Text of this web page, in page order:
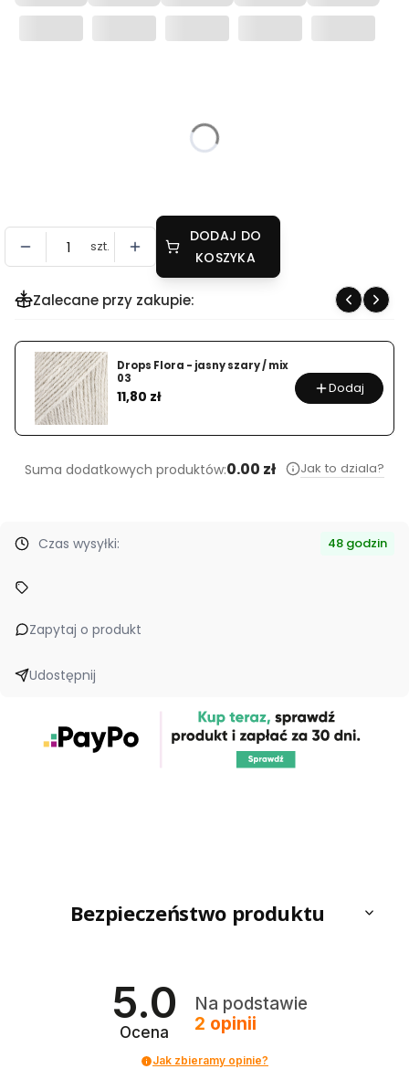
szt.
DODAJ DO
KOSZYKA
Zalecane przy zakupie:
Drops Flora - jasny szary / mix
03
Cena
11,80 zł Dodaj
Suma dodatkowych produktów:0.00 zł Jak to dziala?
Czas wysyłki: 48 godzin
Zapytaj o produkt
Udostępnij
Bezpieczeństwo produktu
5.0
Ocena
Na podstawie
2 opinii
Jak zbieramy opinie?